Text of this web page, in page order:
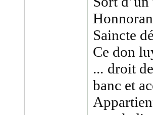
Saincte
Ce don
... droit
banc et